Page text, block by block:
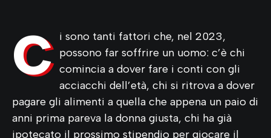
C i sono tanti fattori che, nel 2023,
possono far soffrire un uomo: c’è chi
comincia a dover fare i conti con gli
acciacchi dell’età, chi si ritrova a dover
pagare gli alimenti a quella che appena un paio di
anni prima pareva la donna giusta, chi ha già
ipotecato il prossimo stipendio per giocare il